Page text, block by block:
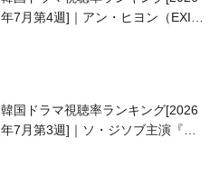
年7月第4週]｜アン・ヒヨン（EXID
韓国ドラマ視聴率ランキング[2026
年7月第3週]｜ソ・ジソブ主演『エ